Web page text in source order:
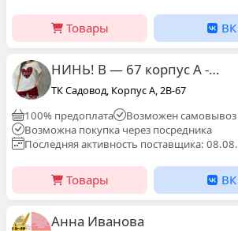
Товары ВК
НИНЬ! В — 67 корпус А -этаж 2
ТК Садовод, Корпус А, 2В-67
100% предоплата
Возможен самовывоз
Возможна покупка через посредника
Последняя активность поставщика:
Товары ВК
Анна Иванова